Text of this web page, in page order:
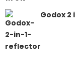
Godox 2